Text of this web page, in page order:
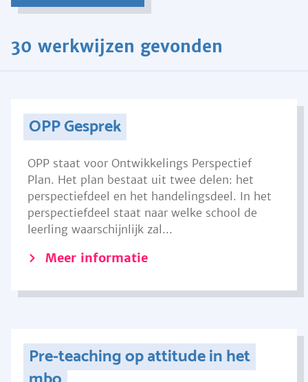
30 werkwijzen gevonden
OPP Gesprek
OPP staat voor Ontwikkelings Perspectief
Plan. Het plan bestaat uit twee delen: het
perspectiefdeel en het handelingsdeel. In het
perspectiefdeel staat naar welke school de
leerling waarschijnlijk zal...
Meer informatie
Pre-teaching op attitude in het